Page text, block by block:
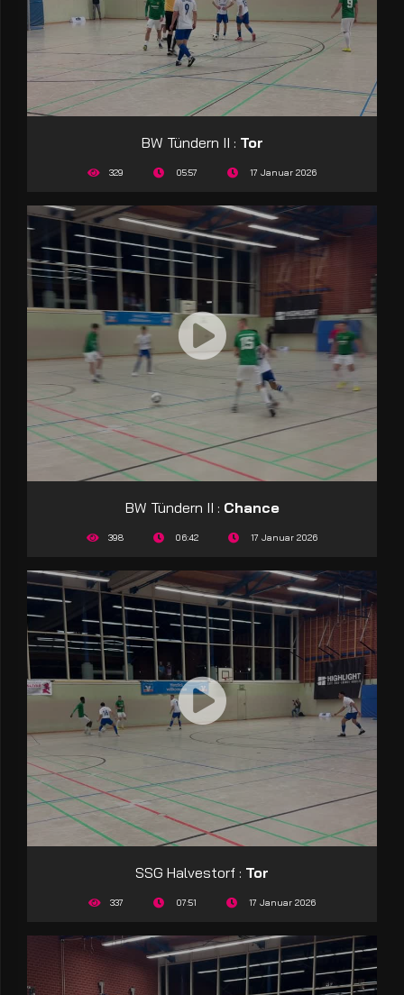
BW Tündern II : Tor
329 05:57 17 Januar 2026
BW Tündern II : Chance
398 06:42 17 Januar 2026
SSG Halvestorf : Tor
337 07:51 17 Januar 2026